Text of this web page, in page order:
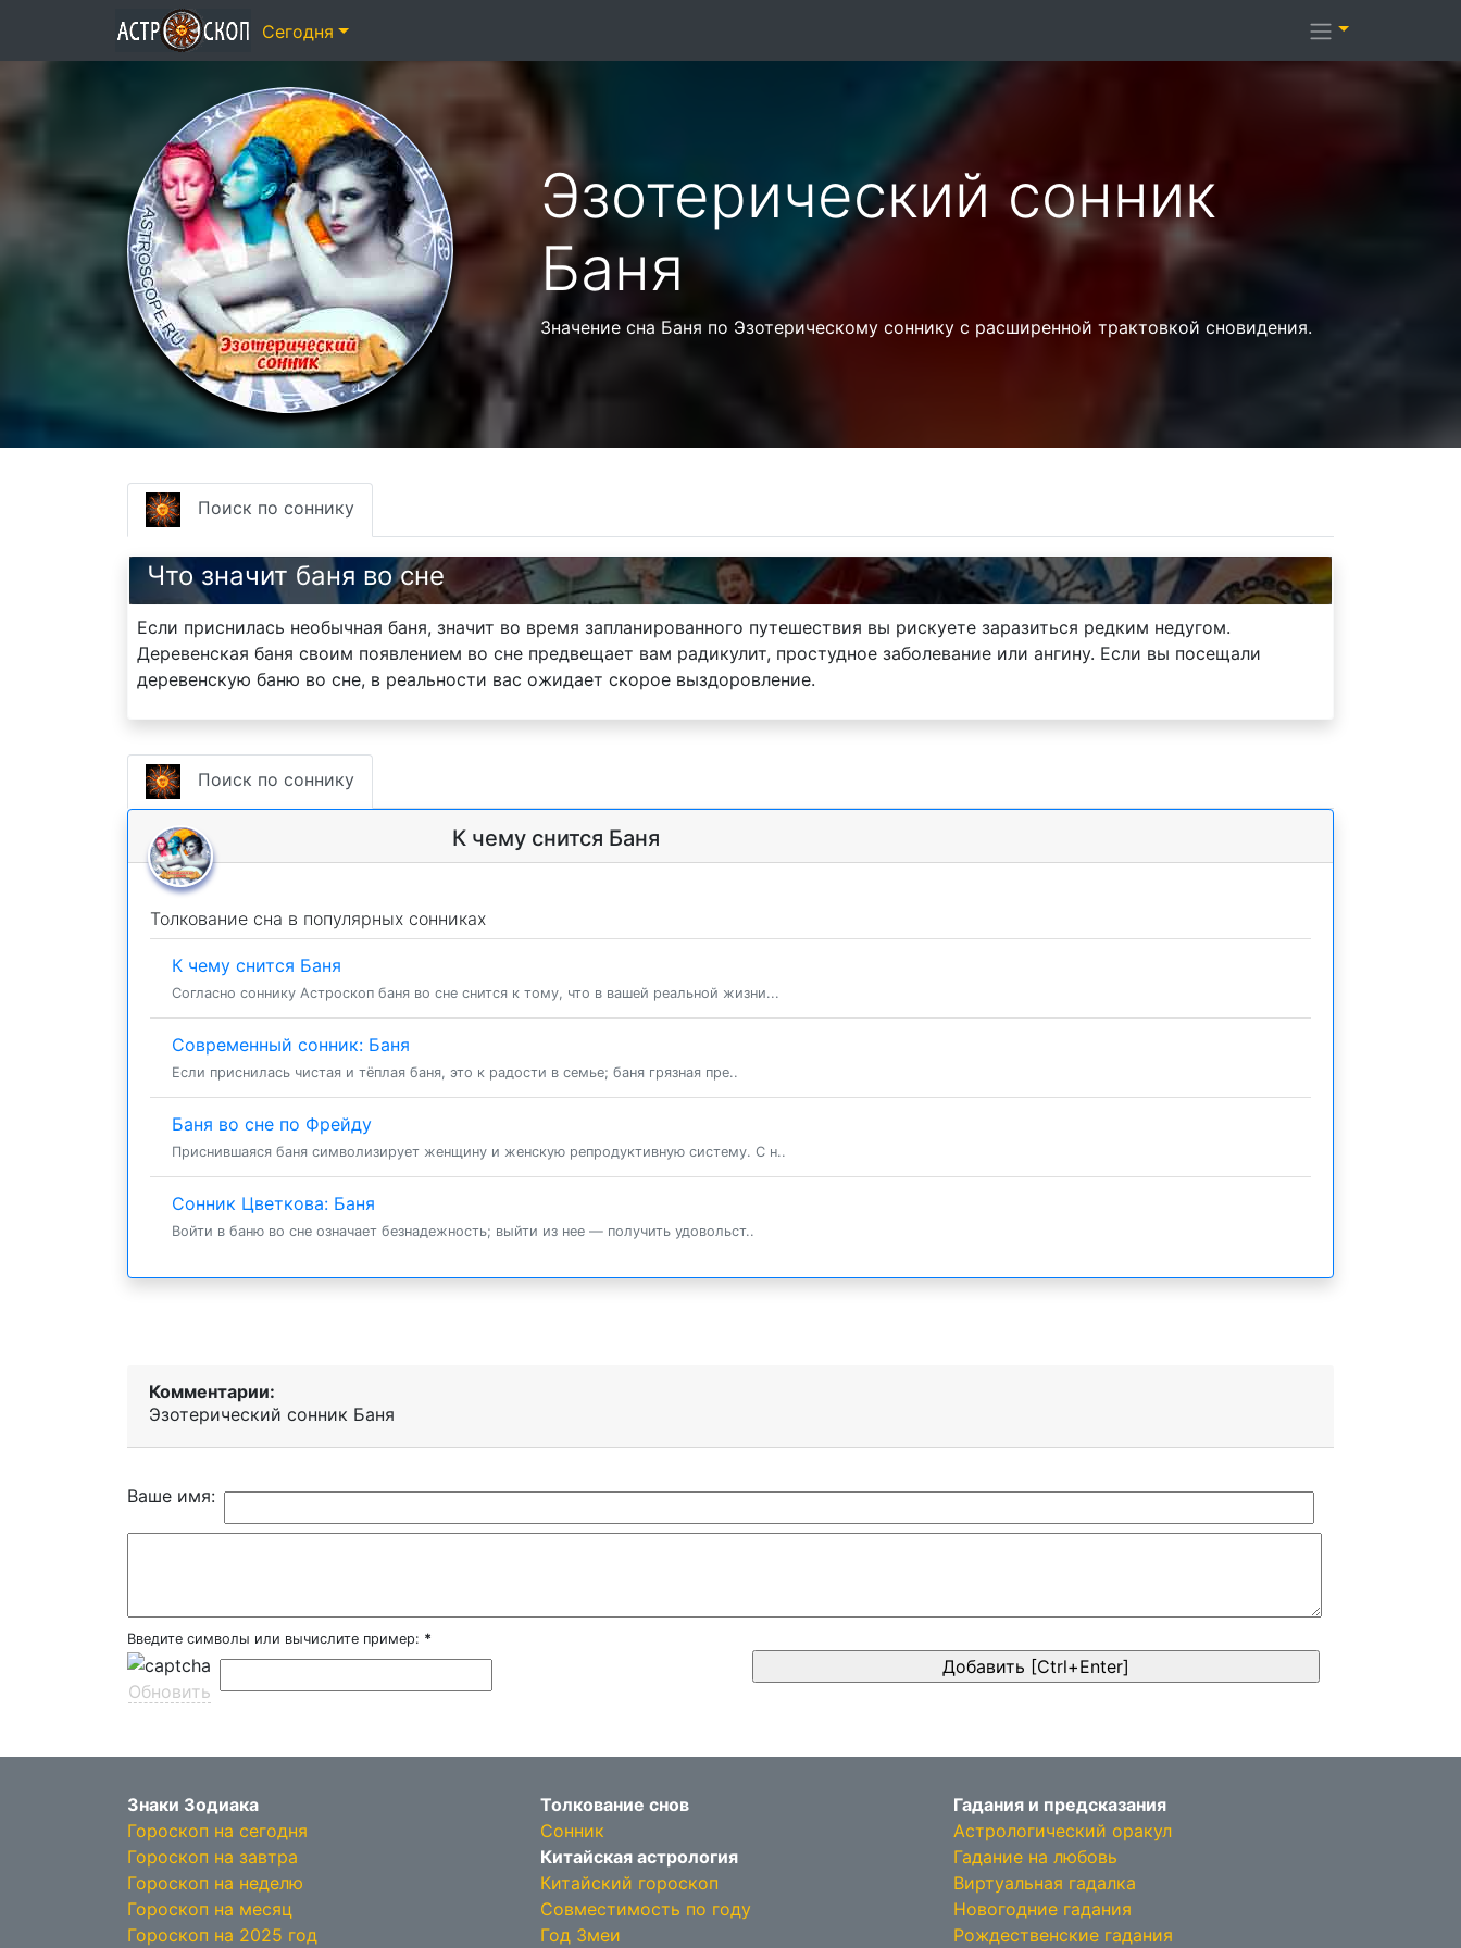
Эзотерический cонник
Баня
Значение сна Баня по Эзотерическому соннику с расширенной трактовкой сновидения.
Поиск по соннику
Что значит баня во сне
Если приснилась необычная баня, значит во время запланированного путешествия вы рискуете заразиться редким недугом.
Деревенская баня своим появлением во сне предвещает вам радикулит, простудное заболевание или ангину. Если вы посещали
деревенскую баню во сне, в реальности вас ожидает скорое выздоровление.
Поиск по соннику
К чему снится Баня
Толкование сна в популярных сонниках
К чему снится Баня
Согласно соннику Астроскоп баня во сне снится к тому, что в вашей реальной жизни...
Современный сонник: Баня
Если приснилась чистая и тёплая баня, это к радости в семье; баня грязная пре..
Баня во сне по Фрейду
Приснившаяся баня символизирует женщину и женскую репродуктивную систему. С н..
Сонник Цветкова: Баня
Войти в баню во сне означает безнадежность; выйти из нее — получить удовольст..
Комментарии:
Эзотерический cонник Баня
Ваше имя:
Введите символы или вычислите пример: *
Обновить
Знаки Зодиака
Гороскоп на сегодня
Гороскоп на завтра
Гороскоп на неделю
Гороскоп на месяц
Гороскоп на 2025 год
Толкование снов
Сонник
Китайская астрология
Китайский гороскоп
Совместимость по году
Год Змеи
Гадания и предсказания
Астрологический оракул
Гадание на любовь
Виртуальная гадалка
Новогодние гадания
Рождественские гадания
Сегодня